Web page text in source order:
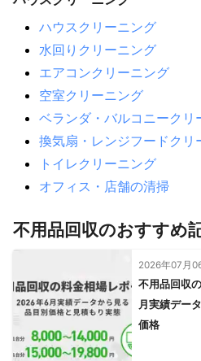
ハウスクリーニング
水回りクリーニング
エアコンクリーニング
空室クリーニング
ベランダ・バルコニークリ
換気扇・レンジフードクリ
トイレクリーニング
オフィス・店舗の清掃
不用品回収のおすすめ
2026年07月
不用品回収
月実績デー
価格